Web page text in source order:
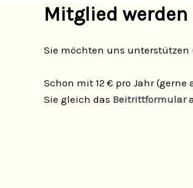
Mitglied werden
Sie möchten uns unterstützen
Schon mit 12 € pro Jahr
Sie gleich das Beitrittformular